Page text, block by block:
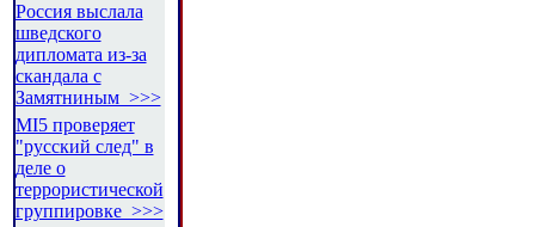
Россия выслала
шведского
дипломата из-за
скандала с
Замятниным >>>
MI5 проверяет
"русский след" в
деле о
террористической
группировке >>>